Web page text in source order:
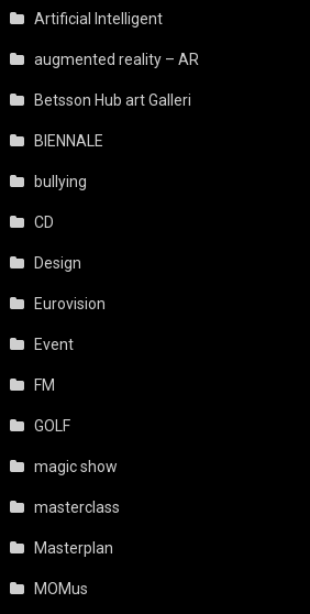
Artificial Intelligent
augmented reality – AR
Betsson Hub art Galleri
BIENNALE
bullying
CD
Design
Eurovision
Event
FM
GOLF
magic show
masterclass
Masterplan
MOMus